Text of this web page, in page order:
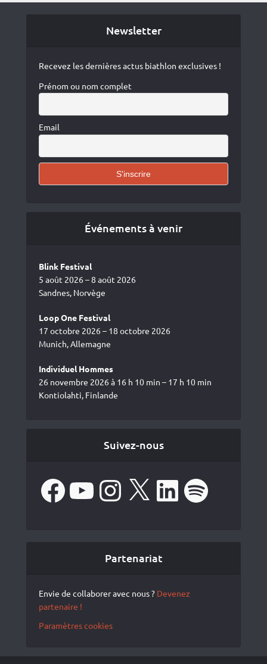
Newsletter
Recevez les dernières actus biathlon exclusives !
Prénom ou nom complet
Email
Événements à venir
Blink Festival
5 août 2026 – 8 août 2026
Sandnes, Norvège
Loop One Festival
17 octobre 2026 – 18 octobre 2026
Munich, Allemagne
Individuel Hommes
26 novembre 2026 à 16 h 10 min – 17 h 10 min
Kontiolahti, Finlande
Suivez-nous
FacebookYouTube Instagram LinkedIn Spotify
Partenariat
Envie de collaborer avec nous ? Devenez
partenaire !
Paramètres cookies